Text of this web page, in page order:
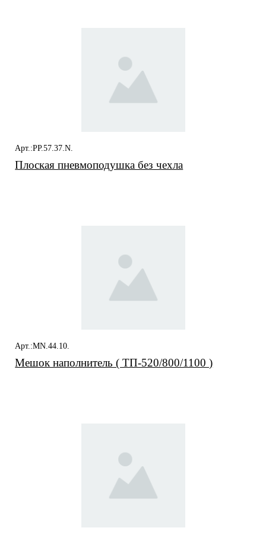
Арт.:PP.57.37.N.
Плоская пневмоподушка без чехла
Арт.:MN.44.10.
Мешок наполнитель ( ТП-520/800/1100 )